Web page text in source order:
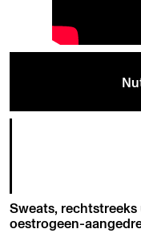
Sweats,
oestrogeen-